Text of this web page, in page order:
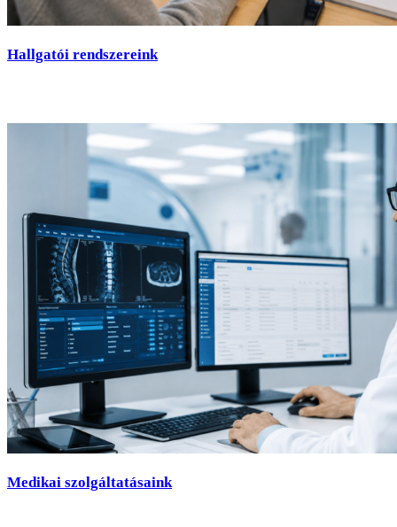
Hallgatói rendszereink
Medikai szolgáltatásaink